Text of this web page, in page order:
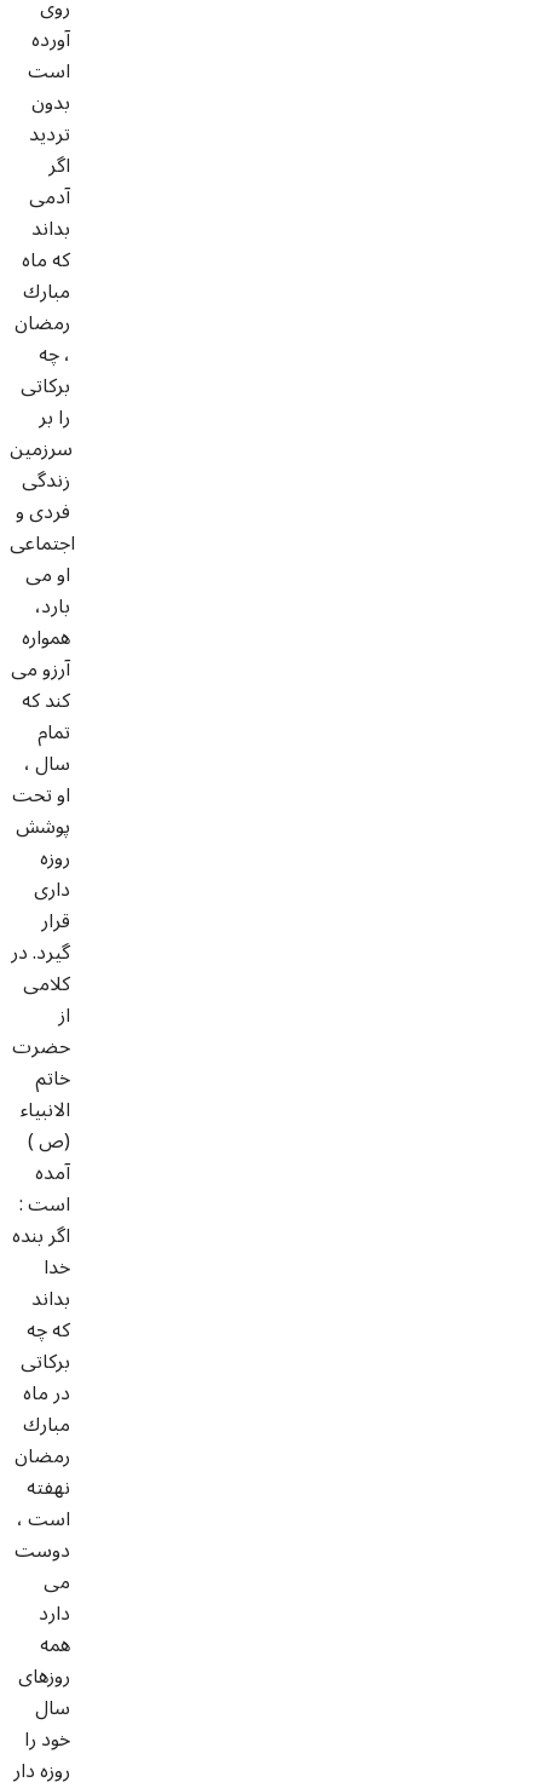
آورده
است
بدون
ترديد
اگر
آدمى
بداند
كه ماه
مبارك
رمضان
، چه
بركاتى
را بر
سرزمين
زندگى
فردى و
اجتماعى
او مى
بارد،
همواره
آرزو مى
كند كه
تمام
سال ،
او تحت
پوشش
روزه
دارى
قرار
گيرد. در
كلامى
از
حضرت
خاتم
الانبياء
(ص )
آمده
است :
اگر بنده
خدا
بداند
كه چه
بركاتى
در ماه
مبارك
رمضان
نهفته
است ،
دوست
مى
دارد
همه
روزهاى
سال
خود را
روزه دار